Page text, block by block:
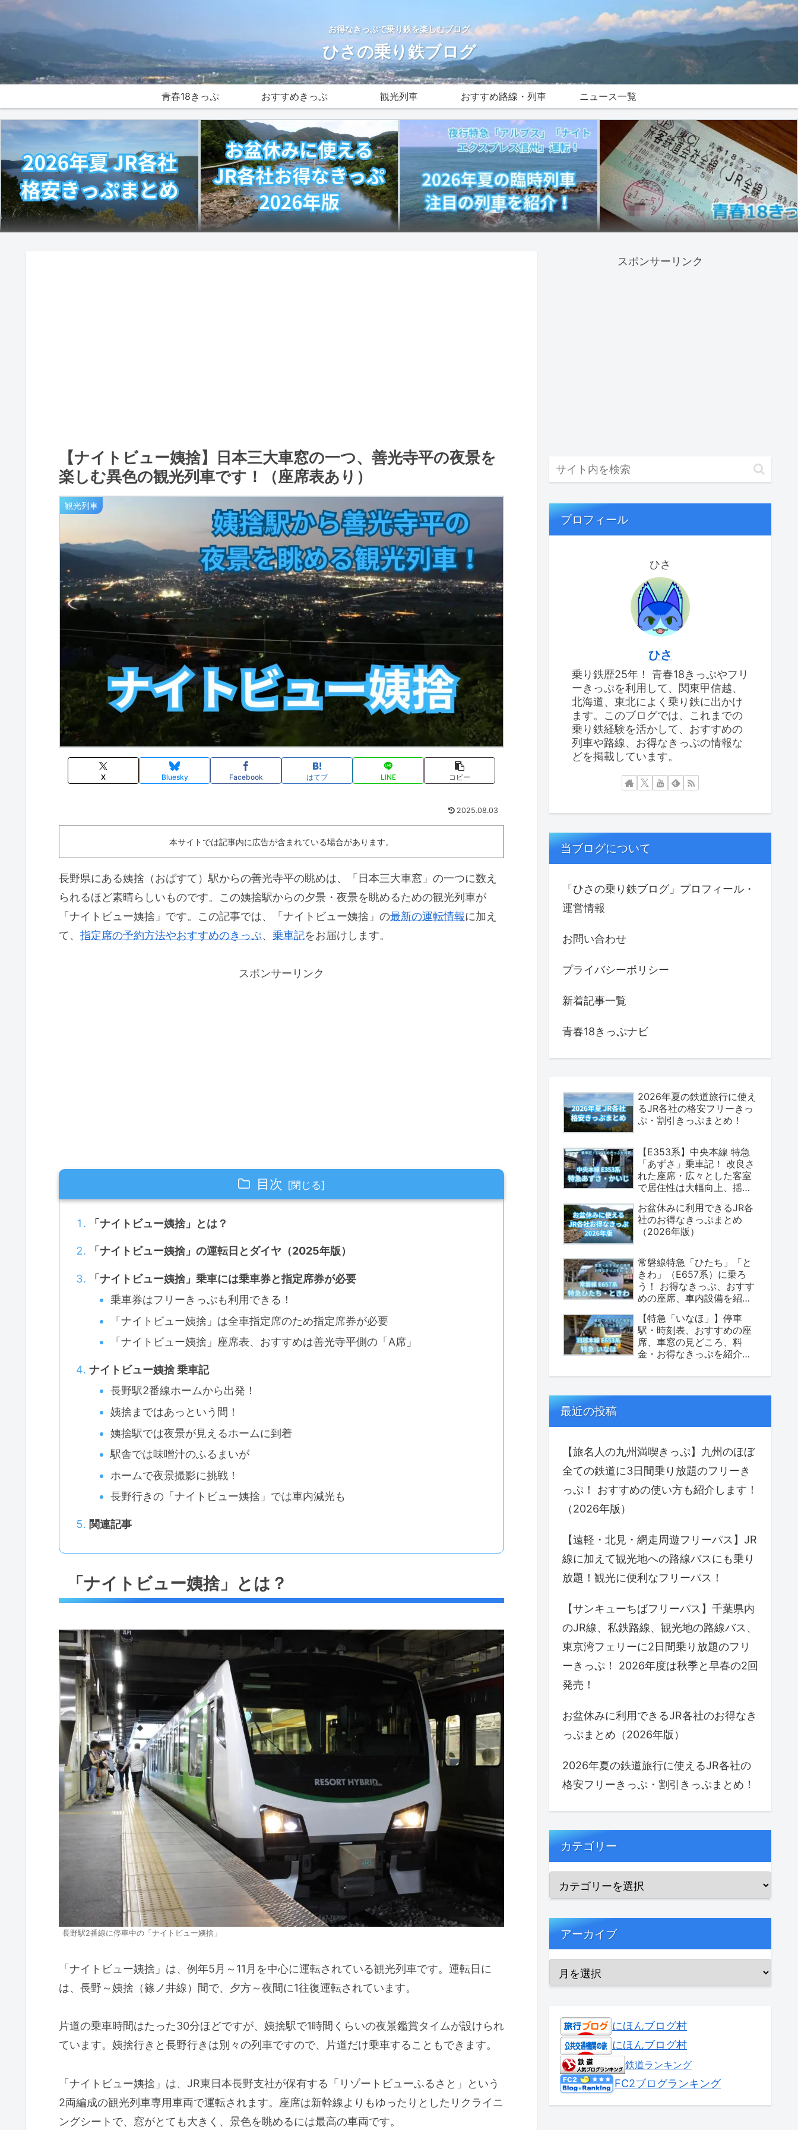
お得なきっぷで乗り鉄を楽しむブログ
ひさの乗り鉄ブログ
青春18きっぷ おすすめきっぷ 観光列車 おすすめ路線・列車 ニュース一覧
【ナイトビュー姨捨】日本三大車窓の一つ、善光寺平の夜景を
楽しむ異色の観光列車です！（座席表あり）
観光列車
X Bluesky Facebook はてブ LINE コピー
2025.08.03
本サイトでは記事内に広告が含まれている場合があります。
長野県にある姨捨（おばすて）駅からの善光寺平の眺めは、「日本三大車窓」の一つに数え
られるほど素晴らしいものです。この姨捨駅からの夕景・夜景を眺めるための観光列車が
「ナイトビュー姨捨」です。この記事では、「ナイトビュー姨捨」の最新の運転情報に加え
て、 指定席の予約方法やおすすめのきっぷ、 乗車記をお届けします。
スポンサーリンク
目次
「ナイトビュー姨捨」とは？
「ナイトビュー姨捨」の運転日とダイヤ（2025年版）
「ナイトビュー姨捨」乗車には乗車券と指定席券が必要
乗車券はフリーきっぷも利用できる！
「ナイトビュー姨捨」は全車指定席のため指定席券が必要
「ナイトビュー姨捨」座席表、おすすめは善光寺平側の「A席」
ナイトビュー姨捨 乗車記
長野駅2番線ホームから出発！
姨捨まではあっという間！
姨捨駅では夜景が見えるホームに到着
駅舎では味噌汁のふるまいが
ホームで夜景撮影に挑戦！
長野行きの「ナイトビュー姨捨」では車内減光も
関連記事
「ナイトビュー姨捨」とは？
長野駅2番線に停車中の「ナイトビュー姨捨」
「ナイトビュー姨捨」は、例年5月～11月を中心に運転されている観光列車です。運転日に
は、長野～姨捨（篠ノ井線）間で、夕方～夜間に1往復運転されています。
片道の乗車時間はたった30分ほどですが、姨捨駅で1時間くらいの夜景鑑賞タイムが設けられ
ています。姨捨行きと長野行きは別々の列車ですので、片道だけ乗車することもできます。
「ナイトビュー姨捨」は、JR東日本長野支社が保有する「リゾートビューふるさと」という
2両編成の観光列車専用車両で運転されます。座席は新幹線よりもゆったりとしたリクライニ
ングシートで、窓がとても大きく、景色を眺めるには最高の車両です。
スポンサーリンク
プロフィール
ひさ
ひさ
乗り鉄歴25年！ 青春18きっぷやフリ
ーきっぷを利用して、関東甲信越、
北海道、東北によく乗り鉄に出かけ
ます。このブログでは、これまでの
乗り鉄経験を活かして、おすすめの
列車や路線、お得なきっぷの情報な
どを掲載しています。
当ブログについて
「ひさの乗り鉄ブログ」プロフィール・
運営情報
お問い合わせ
プライバシーポリシー
新着記事一覧
青春18きっぷナビ
2026年夏の鉄道旅行に使え
るJR各社の格安フリーきっ
ぷ・割引きっぷまとめ！
【E353系】中央本線 特急
「あずさ」乗車記！ 改良さ
れた座席・広々とした客室
で居住性は大幅向上、揺れ
（座席表・荷物置場の情報
あり）
お盆休みに利用できるJR各
社のお得なきっぷまとめ
（2026年版）
常磐線特急「ひたち」「と
きわ」（E657系）に乗ろ
う！ お得なきっぷ、おすす
めの座席、車内設備を紹介
【特急「いなほ」】停車
駅・時刻表、おすすめの座
席、車窓の見どころ、料
金・お得なきっぷを紹介し
最近の投稿
【旅名人の九州満喫きっぷ】九州のほぼ
全ての鉄道に3日間乗り放題のフリーき
っぷ！ おすすめの使い方も紹介します！
（2026年版）
【遠軽・北見・網走周遊フリーパス】JR
線に加えて観光地への路線バスにも乗り
放題！観光に便利なフリーパス！
【サンキューちばフリーパス】千葉県内
のJR線、私鉄路線、観光地の路線バス、
東京湾フェリーに2日間乗り放題のフリ
ーきっぷ！ 2026年度は秋季と早春の2回
発売！
お盆休みに利用できるJR各社のお得なき
っぷまとめ（2026年版）
2026年夏の鉄道旅行に使えるJR各社の
格安フリーきっぷ・割引きっぷまとめ！
カテゴリー
アーカイブ
にほんブログ村
にほんブログ村
鉄道ランキング
FC2ブログランキング